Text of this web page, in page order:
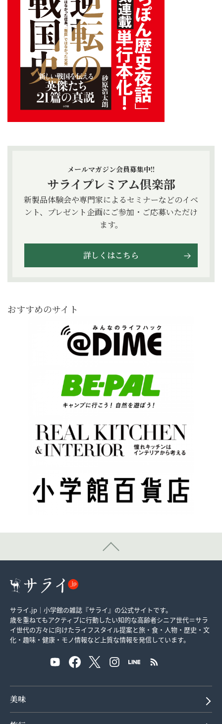
メールマガジン会員募集中!!
サライプレミアム倶楽部
新製品体験会や専門家によるセミナーなどのイベ
ント、プレゼント企画にご参加・ご応募いただけ
ます。
詳しくはこちら
おすすめのサイト
サライ.jp｜小学館の雑誌『サライ』の公式サイトです。
歳を重ねてもアクティブに行動したい知的な高齢者シニア世代＝サラ
イ世代の方々に向けたライフスタイル提案と旅・食・人物・歴史・文
化・趣味・健康・モノ情報など上質な情報を発信しています。
美味